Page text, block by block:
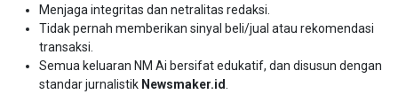
Menjaga integritas dan netralitas redaksi.
Tidak pernah memberikan sinyal beli/jual atau rekomendasi
transaksi.
Semua keluaran NM Ai bersifat edukatif, dan disusun dengan
standar jurnalistik Newsmaker.id.